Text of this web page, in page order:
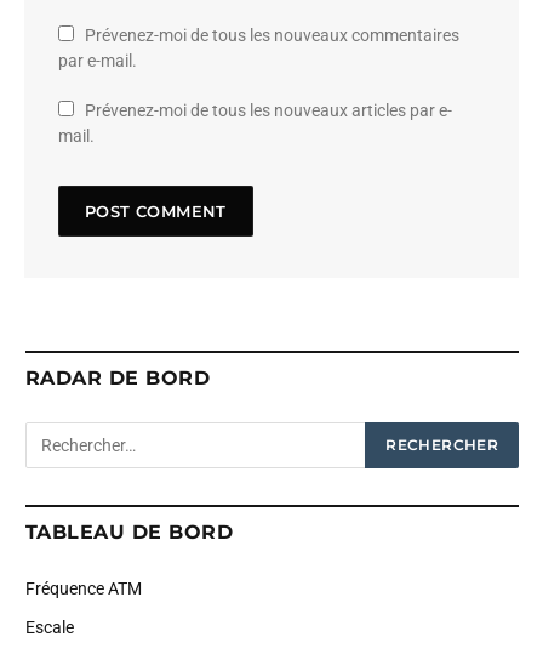
Prévenez-moi de tous les nouveaux commentaires
par e-mail.
Prévenez-moi de tous les nouveaux articles par e-
mail.
RADAR DE BORD
TABLEAU DE BORD
Fréquence ATM
Escale